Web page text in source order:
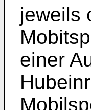
jeweils
einer